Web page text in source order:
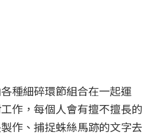
種細碎環節組合在一起運
作，每個人會有擅不擅長的
作、捕捉蛛絲馬跡的文字去